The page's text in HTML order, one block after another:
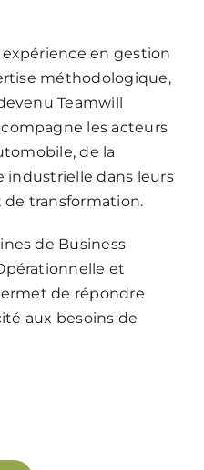
en gestion
méthodologique,
Teamwill
les acteurs
de la
industrielle dans leurs
de transformation.
de Business
et
de répondre
aux besoins de